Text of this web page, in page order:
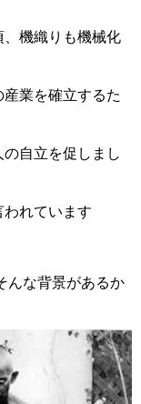
機織りも機械化
業を確立するた
自立を促しまし
れています
んな背景があるか